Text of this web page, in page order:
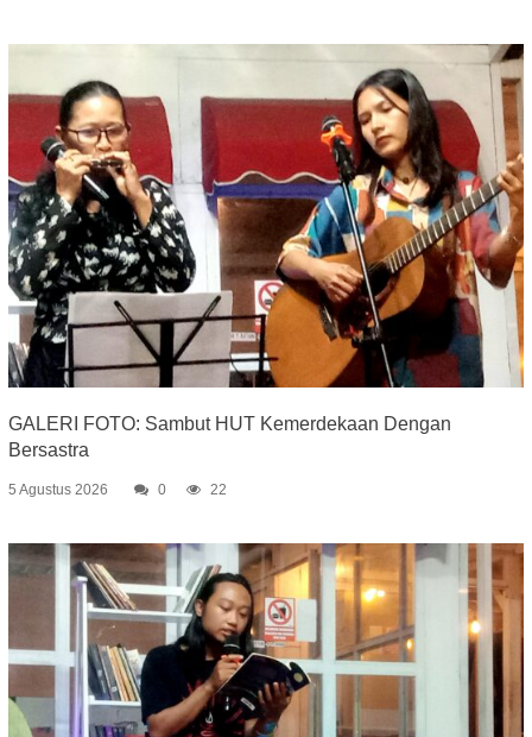
GALERI FOTO: Sambut HUT Kemerdekaan Dengan
Bersastra
5 Agustus 2026 0 22